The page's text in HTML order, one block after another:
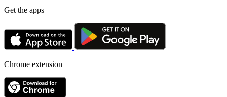
Get the apps
Chrome extension